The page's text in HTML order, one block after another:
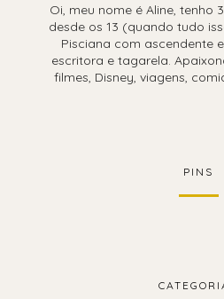
Oi, meu nome é Aline, tenho
desde os 13 (quando tudo
Pisciana com ascendente
escritora e tagarela.
filmes, Disney, viagens,
PINS